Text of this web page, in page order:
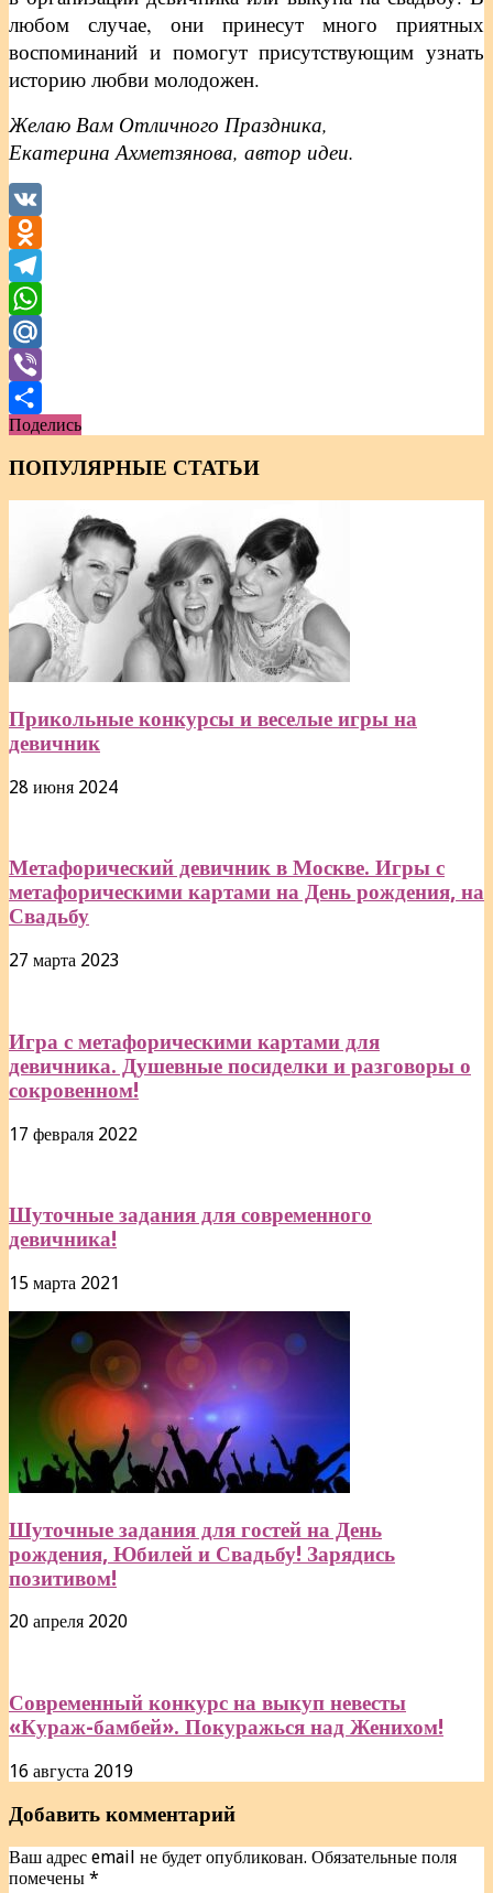
любом случае, они принесут много приятных
воспоминаний и помогут присутствующим узнать
историю любви молодожен.
Желаю Вам Отличного Праздника,
Екатерина Ахметзянова, автор идеи.
VK
Odnoklassniki
Telegram
WhatsApp
Mail.Ru
Viber
Отправить
Поделись
ПОПУЛЯРНЫЕ СТАТЬИ
Прикольные конкурсы и веселые игры на
девичник
28 июня 2024
Метафорический девичник в Москве. Игры с
метафорическими картами на День рождения, на
Свадьбу
27 марта 2023
Игра с метафорическими картами для
девичника. Душевные посиделки и разговоры о
сокровенном!
17 февраля 2022
Шуточные задания для современного
девичника!
15 марта 2021
Шуточные задания для гостей на День
рождения, Юбилей и Свадьбу! Зарядись
позитивом!
20 апреля 2020
Современный конкурс на выкуп невесты
«Кураж-бамбей». Покуражься над Женихом!
16 августа 2019
Добавить комментарий
Ваш адрес email не будет опубликован. Обязательные поля
помечены *